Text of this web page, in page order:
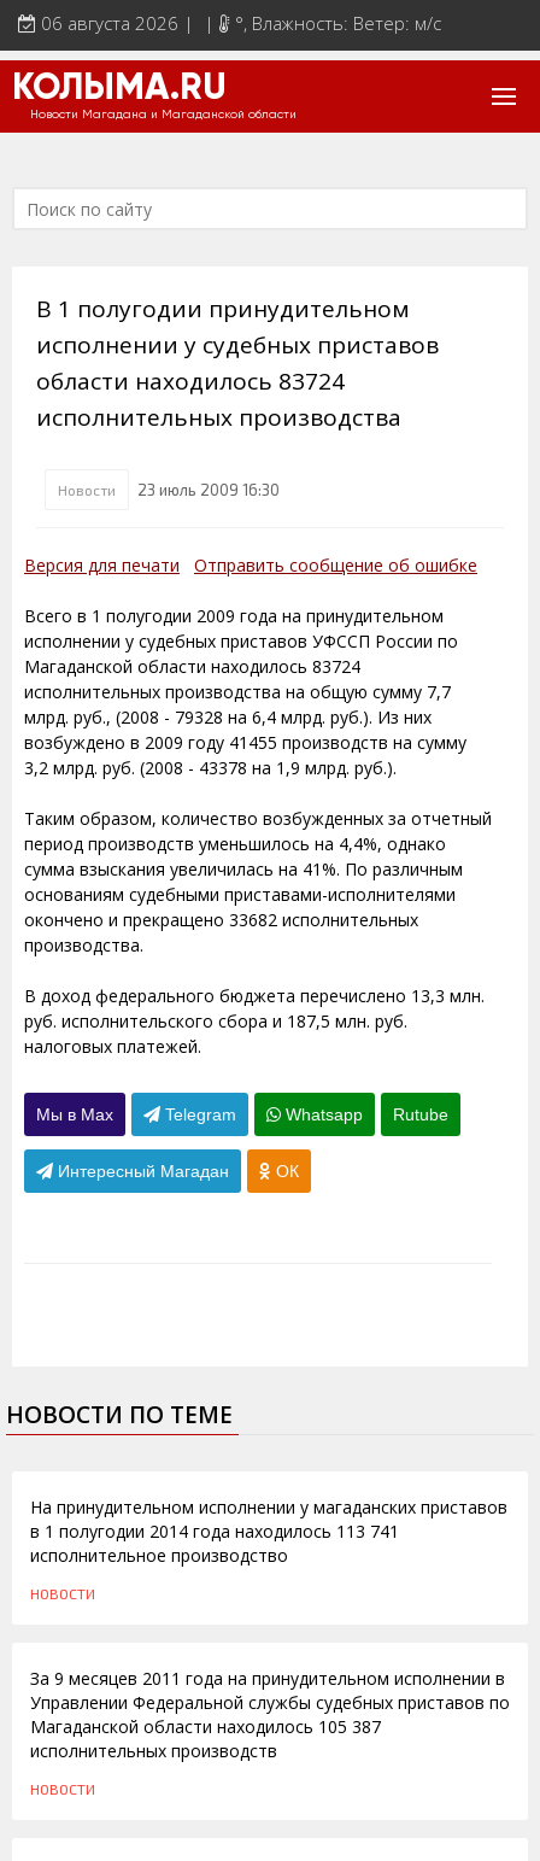
06 августа 2026 | | °, Влажность: Ветер: м/с
КОЛЫМА.RU
Новости Магадана и Магаданской области
В 1 полугодии принудительном
исполнении у судебных приставов
области находилось 83724
исполнительных производства
Новости 23 июль 2009 16:30
Версия для печати Отправить сообщение об ошибке
Всего в 1 полугодии 2009 года на принудительном
исполнении у судебных приставов УФССП России по
Магаданской области находилось 83724
исполнительных производства на общую сумму 7,7
млрд. руб., (2008 - 79328 на 6,4 млрд. руб.). Из них
возбуждено в 2009 году 41455 производств на сумму
3,2 млрд. руб. (2008 - 43378 на 1,9 млрд. руб.).
Таким образом, количество возбужденных за отчетный
период производств уменьшилось на 4,4%, однако
сумма взыскания увеличилась на 41%. По различным
основаниям судебными приставами-исполнителями
окончено и прекращено 33682 исполнительных
производства.
В доход федерального бюджета перечислено 13,3 млн.
руб. исполнительского сбора и 187,5 млн. руб.
налоговых платежей.
Мы в Max Telegram Whatsapp Rutube
Интересный Магадан ОК
НОВОСТИ ПО ТЕМЕ
На принудительном исполнении у магаданских приставов
в 1 полугодии 2014 года находилось 113 741
исполнительное производство
НОВОСТИ
За 9 месяцев 2011 года на принудительном исполнении в
Управлении Федеральной службы судебных приставов по
Магаданской области находилось 105 387
исполнительных производств
НОВОСТИ